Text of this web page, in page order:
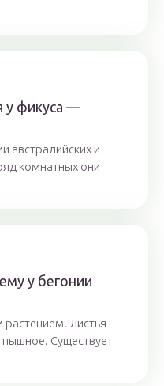
у фикуса —
австралийских и
комнатных они
у бегонии
растением. Листья
пышное. Существует